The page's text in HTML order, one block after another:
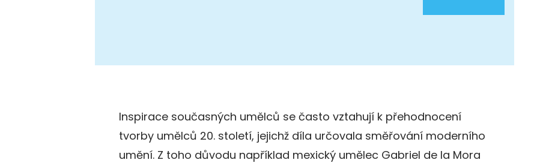
Inspirace současných umělců se často vztahují k přehodnocení
tvorby umělců 20. století, jejichž díla určovala směřování moderního
umění. Z toho důvodu například mexický umělec Gabriel de la Mora